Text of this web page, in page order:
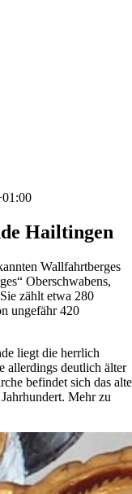
Hailtingen
Wallfahrtberges
Oberschwabens,
zählt etwa 280
ungefähr 420
liegt die herrlich
allerdings deutlich älter
befindet sich das alte
Mehr zu